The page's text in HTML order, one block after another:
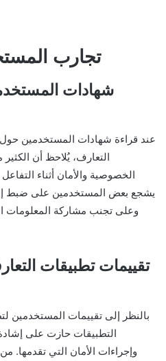
تجارب
شهادات
عند قراءة شهادات المستخدمين
التعارف، يُلاحظ أن
الخصوصية والأمان أثناء
يشجع بعض المستخدمين على ضبط
وعلى تجنب مشاركة
تقييمات تطبيقات
بالنظر إلى تقييمات المستخدمين
التطبيقات حازت على
وإجراءات الأمان التي تقدمها.